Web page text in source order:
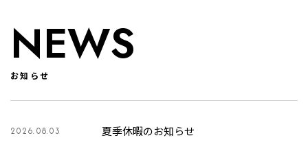
NEWS
お知らせ
2026.08.03 夏季休暇のお知らせ